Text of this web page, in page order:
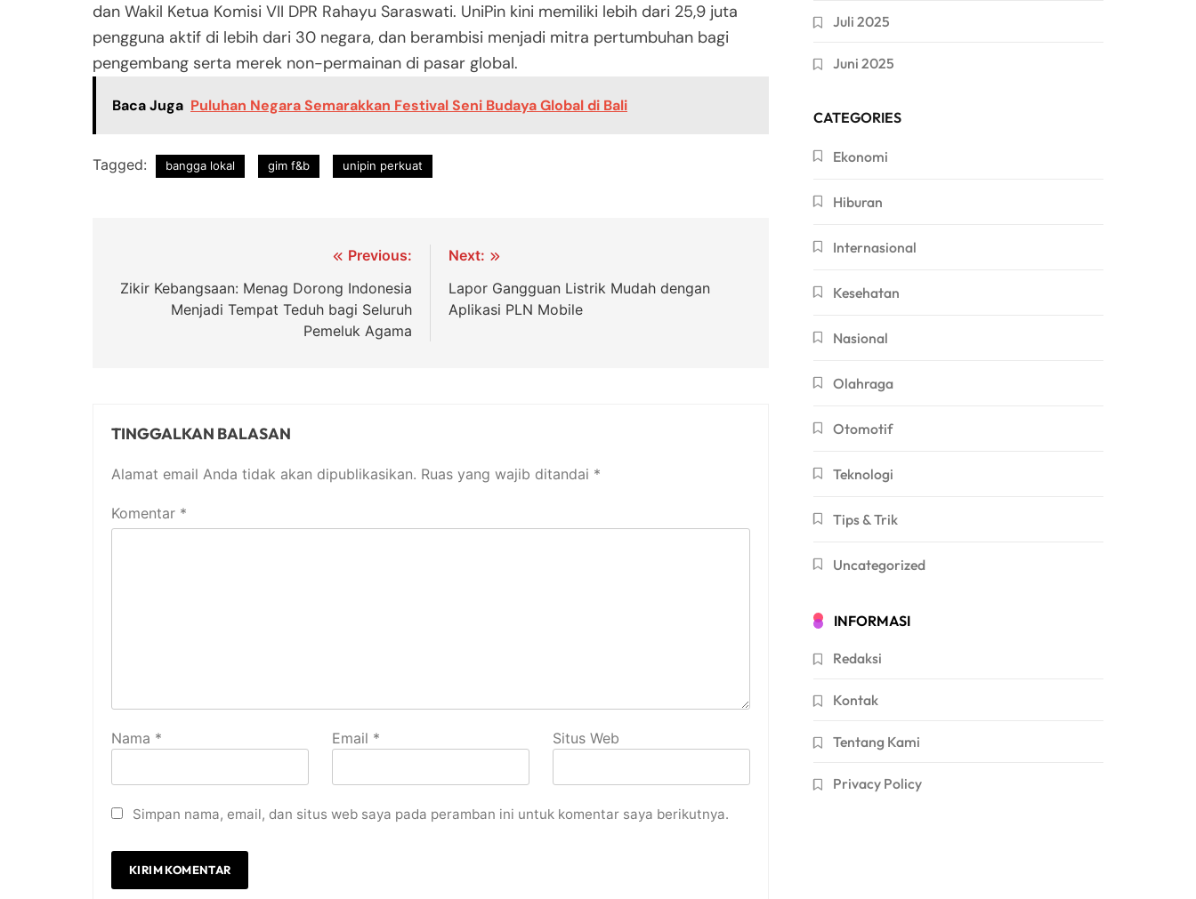
dan Wakil Ketua Komisi VII DPR Rahayu Saraswati. UniPin kini memiliki lebih dari 25,9 juta
pengguna aktif di lebih dari 30 negara, dan berambisi menjadi mitra pertumbuhan bagi
pengembang serta merek non-permainan di pasar global.
Baca Juga Puluhan Negara Semarakkan Festival Seni Budaya Global di Bali
Tagged: bangga lokal gim f&b unipin perkuat
pos
Previous:
Zikir Kebangsaan: Menag Dorong Indonesia
Menjadi Tempat Teduh bagi Seluruh
Pemeluk Agama
Next:
Lapor Gangguan Listrik Mudah dengan
Aplikasi PLN Mobile
TINGGALKAN BALASAN
Alamat email Anda tidak akan dipublikasikan. Ruas yang wajib ditandai *
Komentar *
Nama * Email * Situs Web
Simpan nama, email, dan situs web saya pada peramban ini untuk komentar saya berikutnya.
Juli 2025
Juni 2025
CATEGORIES
Ekonomi
Hiburan
Internasional
Kesehatan
Nasional
Olahraga
Otomotif
Teknologi
Tips & Trik
Uncategorized
INFORMASI
Redaksi
Kontak
Tentang Kami
Privacy Policy